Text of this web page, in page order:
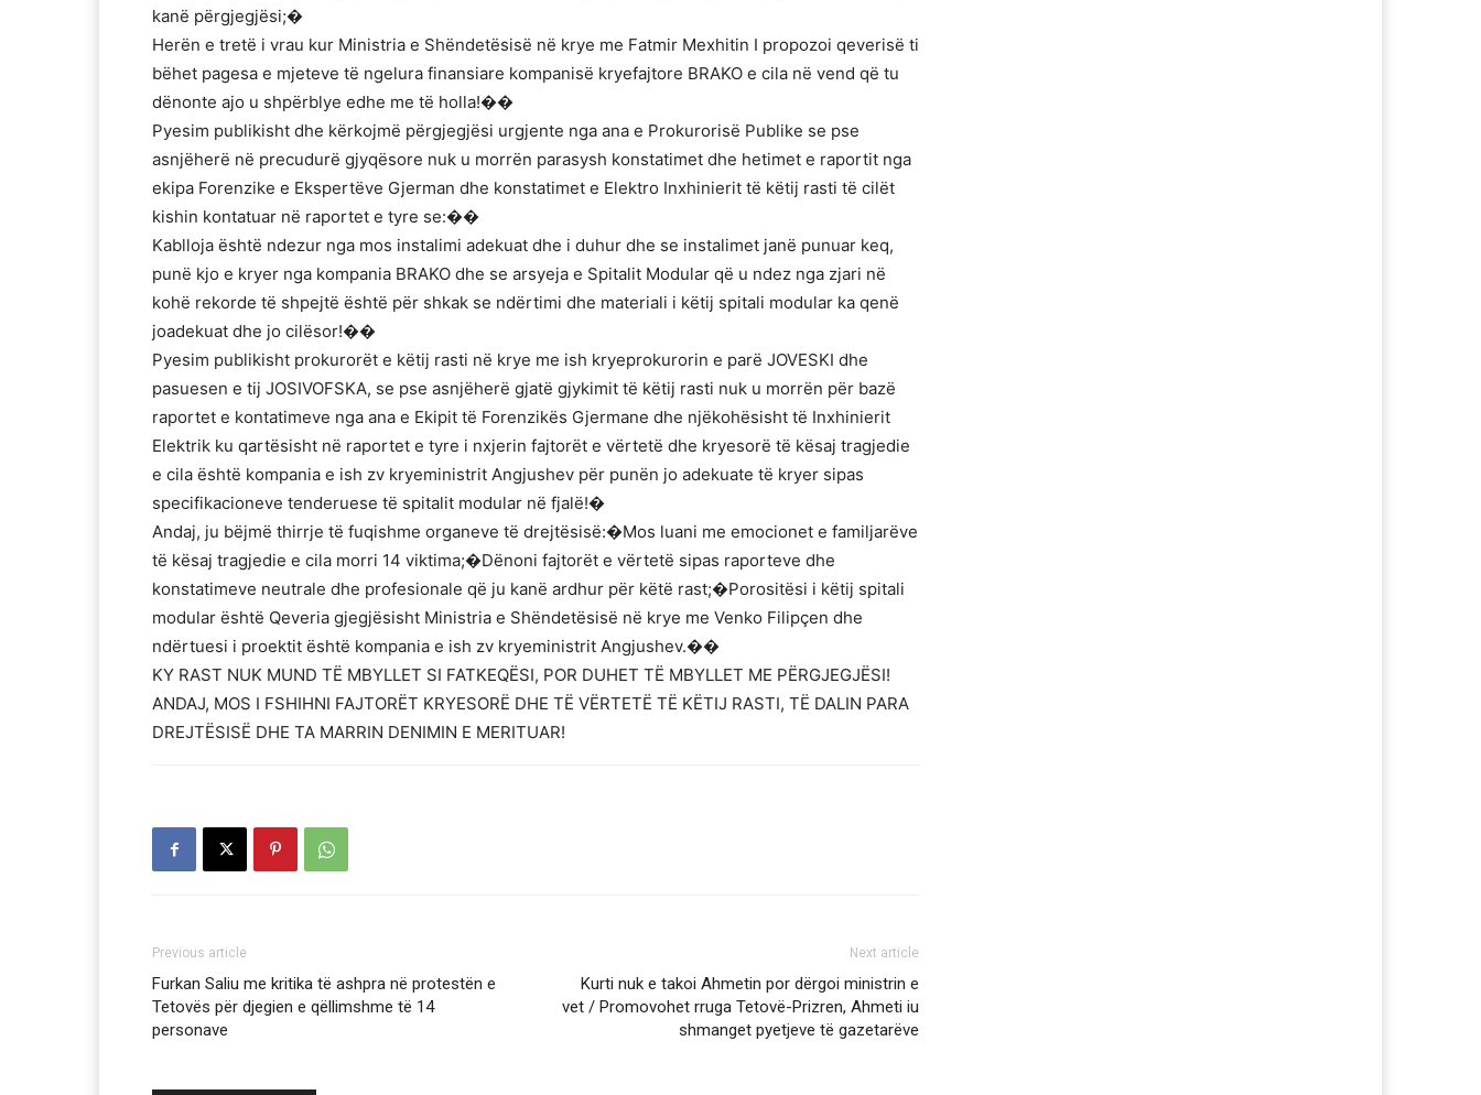
kanë përgjegjësi;�
Herën e tretë i vrau kur Ministria e Shëndetësisë në krye me Fatmir Mexhitin I propozoi qeverisë ti
bëhet pagesa e mjeteve të ngelura finansiare kompanisë kryefajtore BRAKO e cila në vend që tu
dënonte ajo u shpërblye edhe me të holla!��
Pyesim publikisht dhe kërkojmë përgjegjësi urgjente nga ana e Prokurorisë Publike se pse
asnjëherë në precudurë gjyqësore nuk u morrën parasysh konstatimet dhe hetimet e raportit nga
ekipa Forenzike e Ekspertëve Gjerman dhe konstatimet e Elektro Inxhinierit të këtij rasti të cilët
kishin kontatuar në raportet e tyre se:��
Kablloja është ndezur nga mos instalimi adekuat dhe i duhur dhe se instalimet janë punuar keq,
punë kjo e kryer nga kompania BRAKO dhe se arsyeja e Spitalit Modular që u ndez nga zjari në
kohë rekorde të shpejtë është për shkak se ndërtimi dhe materiali i këtij spitali modular ka qenë
joadekuat dhe jo cilësor!��
Pyesim publikisht prokurorët e këtij rasti në krye me ish kryeprokurorin e parë JOVESKI dhe
pasuesen e tij JOSIVOFSKA, se pse asnjëherë gjatë gjykimit të këtij rasti nuk u morrën për bazë
raportet e kontatimeve nga ana e Ekipit të Forenzikës Gjermane dhe njëkohësisht të Inxhinierit
Elektrik ku qartësisht në raportet e tyre i nxjerin fajtorët e vërtetë dhe kryesorë të kësaj tragjedie
e cila është kompania e ish zv kryeministrit Angjushev për punën jo adekuate të kryer sipas
specifikacioneve tenderuese të spitalit modular në fjalë!�
Andaj, ju bëjmë thirrje të fuqishme organeve të drejtësisë:�Mos luani me emocionet e familjarëve
të kësaj tragjedie e cila morri 14 viktima;�Dënoni fajtorët e vërtetë sipas raporteve dhe
konstatimeve neutrale dhe profesionale që ju kanë ardhur për këtë rast;�Porositësi i këtij spitali
modular është Qeveria gjegjësisht Ministria e Shëndetësisë në krye me Venko Filipçen dhe
ndërtuesi i proektit është kompania e ish zv kryeministrit Angjushev.��
KY RAST NUK MUND TË MBYLLET SI FATKEQËSI, POR DUHET TË MBYLLET ME PËRGJEGJËSI!
ANDAJ, MOS I FSHIHNI FAJTORËT KRYESORË DHE TË VËRTETË TË KËTIJ RASTI, TË DALIN PARA
DREJTËSISË DHE TA MARRIN DENIMIN E MERITUAR!
Previous article
Furkan Saliu me kritika të ashpra në protestën e
Tetovës për djegien e qëllimshme të 14
personave
Next article
Kurti nuk e takoi Ahmetin por dërgoi ministrin e
vet / Promovohet rruga Tetovë-Prizren, Ahmeti iu
shmanget pyetjeve të gazetarëve